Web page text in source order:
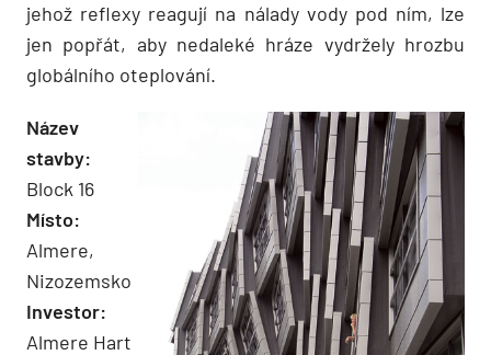
jehož reflexy reagují na nálady vody pod ním, lze
jen popřát, aby nedaleké hráze vydržely hrozbu
globálního oteplování.
Název
stavby:
Block 16
Místo:
Almere,
Nizozemsko
Investor:
Almere Hart